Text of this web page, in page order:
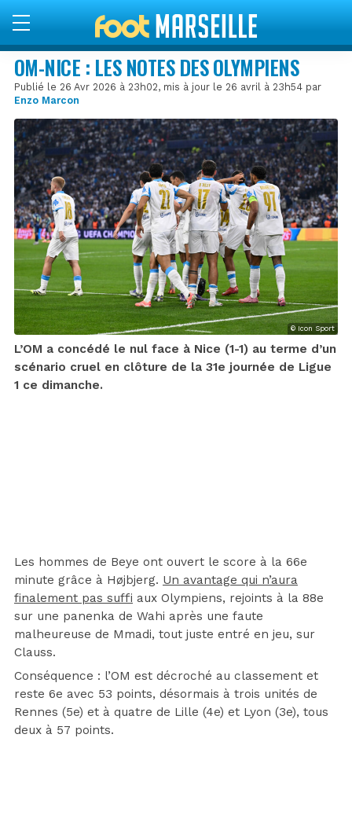
OM-NICE : LES NOTES DES OLYMPIENS
Publié le 26 Avr 2026 à 23h02, mis à jour le 26 avril à 23h54 par
Enzo Marcon
© Icon Sport
L’OM a concédé le nul face à Nice (1-1) au terme d’un
scénario cruel en clôture de la 31e journée de Ligue
1 ce dimanche.
Les hommes de Beye ont ouvert le score à la 66e
minute grâce à Højbjerg. Un avantage qui n’aura
finalement pas suffi aux Olympiens, rejoints à la 88e
sur une panenka de Wahi après une faute
malheureuse de Mmadi, tout juste entré en jeu, sur
Clauss.
Conséquence : l’OM est décroché au classement et
reste 6e avec 53 points, désormais à trois unités de
Rennes (5e) et à quatre de Lille (4e) et Lyon (3e), tous
deux à 57 points.